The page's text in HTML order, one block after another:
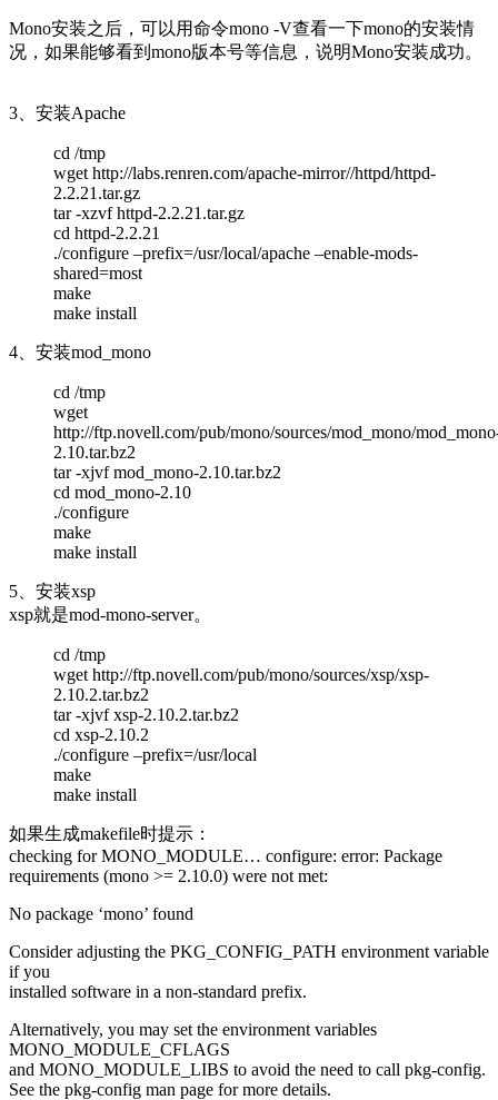
Mono安装之后，可以用命令mono -V查看一下mono的安装情
况，如果能够看到mono版本号等信息，说明Mono安装成功。
3、安装Apache
cd /tmp
wget http://labs.renren.com/apache-mirror//httpd/httpd-
2.2.21.tar.gz
tar -xzvf httpd-2.2.21.tar.gz
cd httpd-2.2.21
./configure –prefix=/usr/local/apache –enable-mods-
shared=most
make
make install
4、安装mod_mono
cd /tmp
wget
http://ftp.novell.com/pub/mono/sources/mod_mono/
2.10.tar.bz2
tar -xjvf mod_mono-2.10.tar.bz2
cd mod_mono-2.10
./configure
make
make install
5、安装xsp
xsp就是mod-mono-server。
cd /tmp
wget http://ftp.novell.com/pub/mono/sources/xsp/xsp-
2.10.2.tar.bz2
tar -xjvf xsp-2.10.2.tar.bz2
cd xsp-2.10.2
./configure –prefix=/usr/local
make
make install
如果生成makefile时提示：
checking for MONO_MODULE… configure: error: Package
requirements (mono >= 2.10.0) were not met:
No package ‘mono’ found
Consider adjusting the PKG_CONFIG_PATH environment variable
if you
installed software in a non-standard prefix.
Alternatively, you may set the environment variables
MONO_MODULE_CFLAGS
and MONO_MODULE_LIBS to avoid the need to call pkg-config.
See the pkg-config man page for more details.